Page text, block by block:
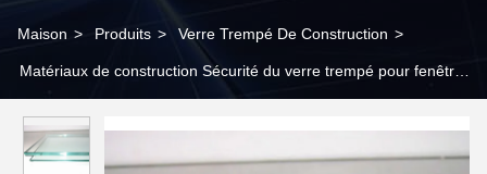
Maison > Produits > Verre Trempé De Construction >
Matériaux de construction Sécurité du verre trempé pour fenêtre